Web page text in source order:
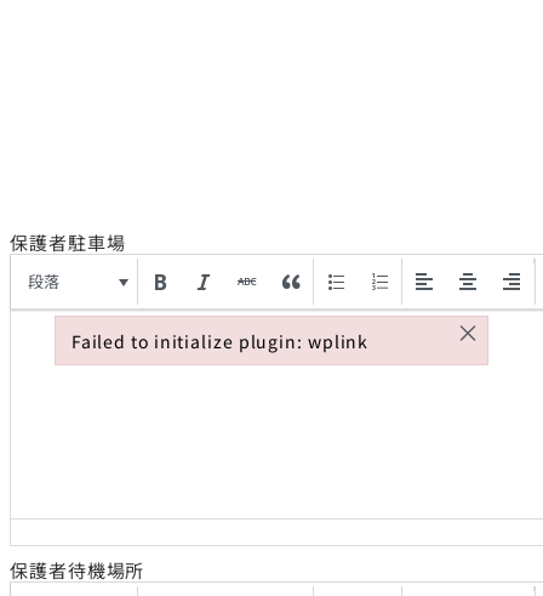
保護者駐車場
段落
保護者待機場所
Failed to initialize plugin: wplink ×
Failed to initialize plugin: wplink